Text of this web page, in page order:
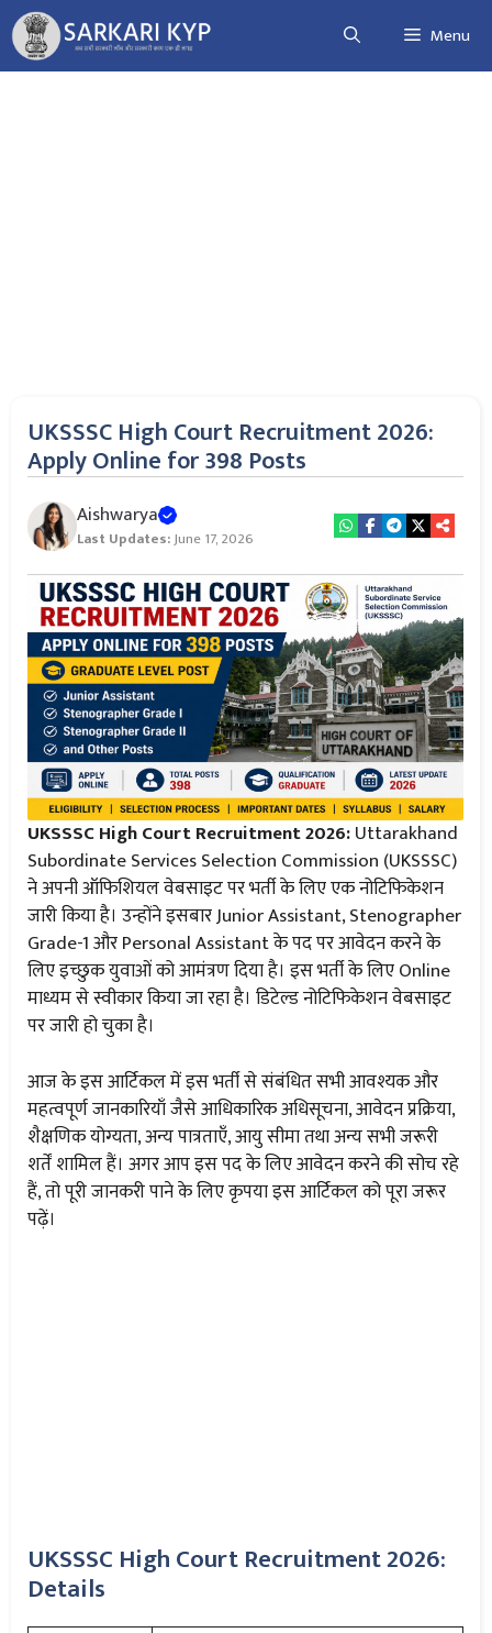
Skip
to
content
Menu
UKSSSC High Court Recruitment 2026:
Apply Online for 398 Posts
Aishwarya
Last Updates:June 17, 2026
UKSSSC High Court Recruitment 2026:Uttarakhand
Subordinate Services Selection Commission (UKSSSC)
ने अपनी ऑफिशियल वेबसाइट पर भर्ती के लिए एक नोटिफिकेशन
जारी किया है। उन्होंने इसबार Junior Assistant, Stenographer
Grade-1 और Personal Assistant के पद पर आवेदन करने के
लिए इच्छुक युवाओं को आमंत्रण दिया है। इस भर्ती के लिए Online
माध्यम से स्वीकार किया जा रहा है। डिटेल्ड नोटिफिकेशन वेबसाइट
पर जारी हो चुका है।
आज के इस आर्टिकल में इस भर्ती से संबंधित सभी आवश्यक और
महत्वपूर्ण जानकारियाँ जैसे आधिकारिक अधिसूचना, आवेदन प्रक्रिया,
शैक्षणिक योग्यता, अन्य पात्रताएँ, आयु सीमा तथा अन्य सभी जरूरी
शर्तें शामिल हैं। अगर आप इस पद के लिए आवेदन करने की सोच रहे
हैं, तो पूरी जानकरी पाने के लिए कृपया इस आर्टिकल को पूरा जरूर
पढ़ें।
UKSSSC High Court Recruitment 2026:
Details